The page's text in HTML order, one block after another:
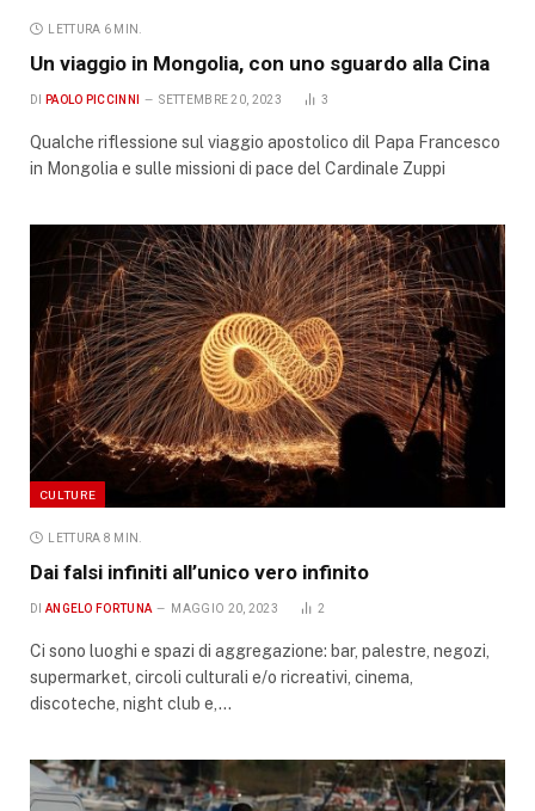
LETTURA 6 MIN.
Un viaggio in Mongolia, con uno sguardo alla Cina
DI PAOLO PICCINNI SETTEMBRE 20, 2023 3
Qualche riflessione sul viaggio apostolico dil Papa Francesco
in Mongolia e sulle missioni di pace del Cardinale Zuppi
CULTURE
LETTURA 8 MIN.
Dai falsi infiniti all’unico vero infinito
DI ANGELO FORTUNA MAGGIO 20, 2023 2
Ci sono luoghi e spazi di aggregazione: bar, palestre, negozi,
supermarket, circoli culturali e/o ricreativi, cinema,
discoteche, night club e,…